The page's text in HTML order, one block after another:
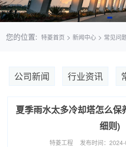
您的位置: 特菱首页 > 新闻中心> 常见问
公司新闻 行业资讯
夏季雨水太多冷却塔怎么保
细则)
特菱工程 发布时间：